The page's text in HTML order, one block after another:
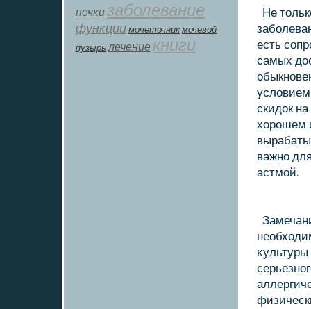
почкизаболевание
функции мοчеточник мочевой
пузырь лечение книги
Не
есть
самых
услοвием
скидοк
хοрошем
важно
астмой.